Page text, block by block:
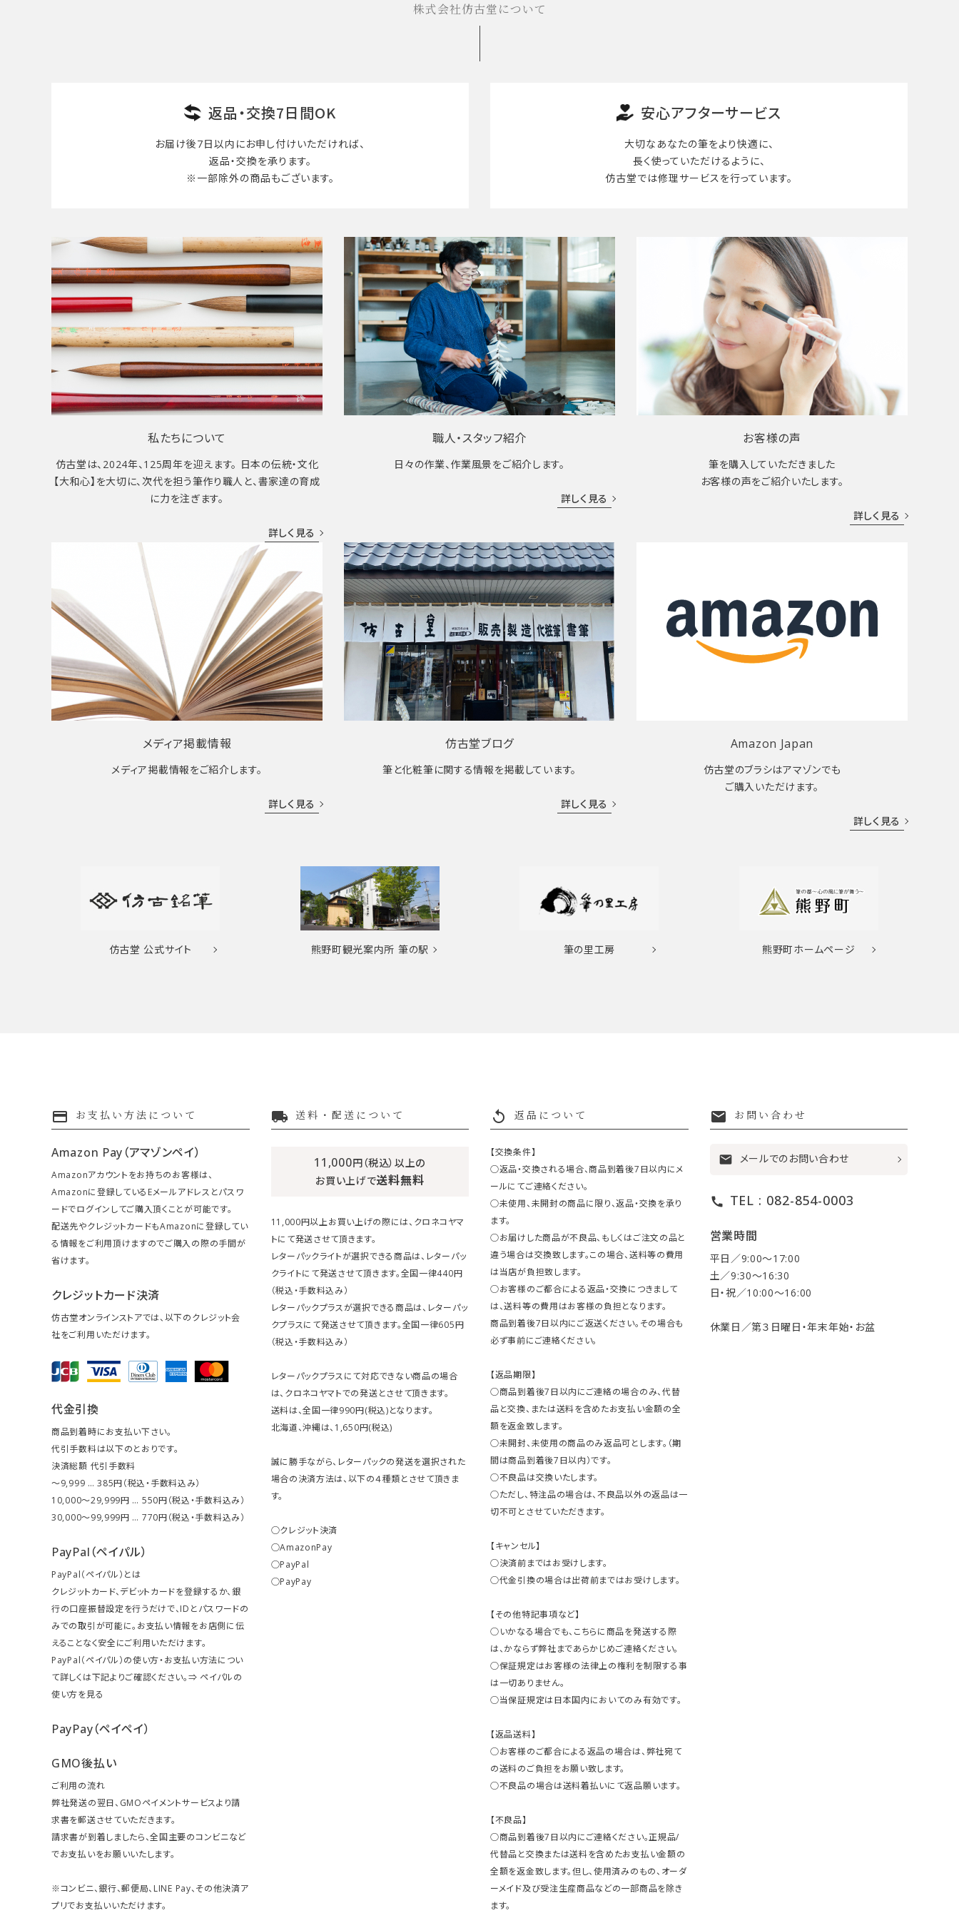
株式会社仿古堂について
返品・交換7日間OK
お届け後7日以内にお申し付けいただければ、
返品・交換を承ります。
※一部除外の商品もございます。
安心アフターサービス
大切なあなたの筆をより快適に、
長く使って いただけるように、
仿古堂では修理サービスを行っています。
私たちについて
仿古堂は、2024年、125周年を迎えます。 日本の伝統・文化
【大和心】を大切に、次代を担う筆作り職人と、書家達の育成
に力を注ぎます。
詳しく見る
職人・スタッフ紹介
日々の作業、作業風景をご紹介します。
詳しく見る
お客様の声
筆を購入していただきました
お客様の声をご紹介いたします。
詳しく見る
メディア掲載情報
メディア掲載情報をご紹介します。
詳しく見る
仿古堂ブログ
筆と化粧筆に関する情報を掲載しています。
詳しく見る
Amazon Japan
仿古堂のブラシはアマゾンでも
ご購入いただけます。
詳しく見る
仿古堂 公式サイト 熊野町観光案内所 筆の駅 筆の里工房 熊野町ホームページ
payment お支払い方法について
Amazon Pay（アマゾンペイ）
Amazonアカウントをお持ちのお客様は、
Amazonに登録しているEメールアドレスとパスワ
ードでログインしてご購入頂くことが可能です。
配送先やクレジットカードもAmazonに登録してい
る情報をご利用頂けますのでご購入の際の手間が
省けます。
クレジットカード決済
仿古堂オンラインストアでは、以下のクレジット会
社をご利用いただけます。
代金引換
商品到着時にお支払い下さい。
代引手数料は以下のとおりです。
決済総額 代引手数料
～9,999 … 385円（税込・手数料込み）
10,000～29,999円 … 550円（税込・手数料込み）
30,000～99,999円 … 770円（税込・手数料込み）
PayPal（ペイパル）
PayPal（ペイパル）とは
クレジットカード、デビットカードを登録するか、銀
行の口座振替設定を行うだけで、IDとパスワードの
みでの取引が可能に。お支払い情報をお店側に伝
えることなく安全にご利用いただけます。
PayPal（ペイパル）の使い方・お支払い方法につい
て詳しくは下記よりご確認ください。⇒ ペイパルの
使い方を見る
PayPay（ペイペイ）
GMO後払い
ご利用の流れ
弊社発送の翌日、GMOペイメントサービスより請
求書を郵送させていただきます。
請求書が到着しましたら、全国主要のコンビニなど
でお支払いをお願いいたします。
※コンビニ、銀行、郵便局、LINE Pay、その他決済ア
プリでお支払いいただけます。
local_shipping 送料・配送について
11,000円（税込）以上の
お買い上げで送料無料
11,000円以上お買い上げの際には、クロネコヤマ
トにて発送させて頂きます。
レターパックライトが選択できる商品は、レターパッ
クライトにて発送させて頂きます。全国一律440円
（税込・手数料込み）
レターパックプラスが選択できる商品は、レターパッ
クプラスにて発送させて頂きます。全国一律605円
（税込・手数料込み）
レターパックプラスにて対応できない商品の場合
は、クロネコヤマトでの発送とさせて頂きます。
送料は、全国一律990円(税込)となります。
北海道、沖縄は、1,650円(税込)
誠に勝手ながら、レターパックの発送を選択された
場合の決済方法は、以下の４種類とさせて頂きま
す。
○クレジット決済
○AmazonPay
○PayPal
○PayPay
replay 返品について
【交換条件】
○返品・交換される場合、商品到着後7日以内にメ
ールにてご連絡ください。
○未使用、未開封の商品に限り、返品・交換を承り
ます。
○お届けした商品が不良品、もしくはご注文の品と
違う場合は交換致します。この場合、送料等の費用
は当店が負担致します。
○お客様のご都合による返品・交換につきまして
は、送料等の費用はお客様の負担となります。
商品到着後7日以内にご返送ください。その場合も
必ず事前にご連絡ください。
【返品期限】
○商品到着後7日以内にご連絡の場合のみ、代替
品と交換、または送料を含めたお支払い金額の全
額を返金致します。
○未開封、未使用の商品のみ返品可とします。（期
間は商品到着後7日以内）です。
○不良品は交換いたします。
○ただし、特注品の場合は、不良品以外の返品は一
切不可とさせていただきます。
【キャンセル】
○決済前まではお受けします。
○代金引換の場合は出荷前まではお受けします。
【その他特記事項など】
○いかなる場合でも、こちらに商品を発送する際
は、かならず弊社まであらかじめご連絡ください。
○保証規定はお客様の法律上の権利を制限する事
は一切ありません。
○当保証規定は日本国内においてのみ有効です。
【返品送料】
○お客様のご都合による返品の場合は、弊社宛て
の送料のご負担をお願い致します。
○不良品の場合は送料着払いにて返品願います。
【不良品】
○商品到着後7日以内にご連絡ください。正規品/
代替品と交換または送料を含めたお支払い金額の
全額を返金致します。但し、使用済みのもの、オーダ
ーメイド及び受注生産商品などの一部商品を除き
ます。
mail お問い合わせ
mail メールでのお問い合わせ
call TEL : 082-854-0003
営業時間
平日／9:00〜17:00
土／9:30〜16:30
日・祝／10:00〜16:00
休業日／第３日曜日・年末年始・お盆